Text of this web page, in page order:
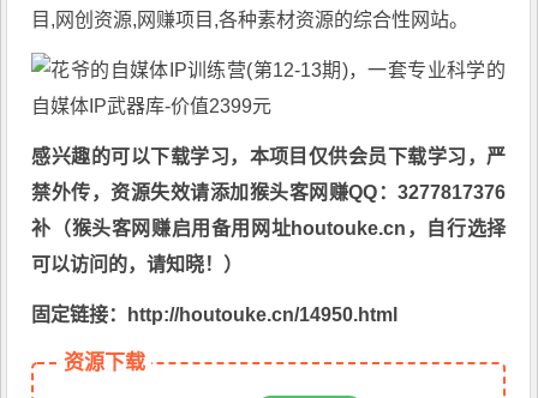
目,网创资源, 网赚项目 ,各种素材资源的综合性网站。
感兴趣的可以下载学习，本项目仅供会员下载学习，严
禁外传，资源失效请添加猴头客网赚QQ：3277817376
补（猴头客网赚启用备用网址houtouke.cn，自行选择
可以访问的，请知晓！）
固定链接：http://houtouke.cn/14950.html
资源下载